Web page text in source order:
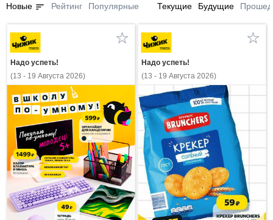
Новые sort Рейтинг Популярные Текущие Будущие
Надо успеть!
(13 - 19 Августа 2026)
Надо успеть!
(13 - 19 Августа 2026)